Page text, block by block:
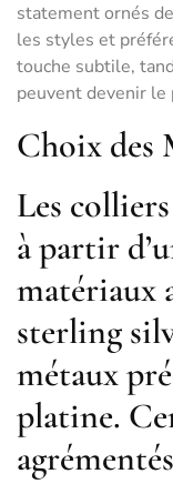
statement ornés
les styles et
touche subtile,
peuvent devenir
Choix des
Les
à partir
matériaux
sterling
métaux
platine.